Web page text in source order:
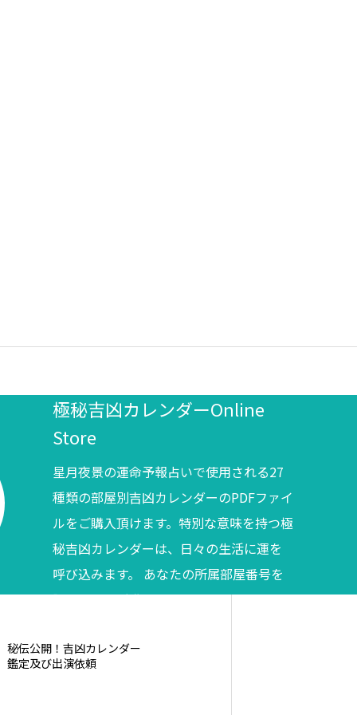
極秘吉凶カレンダーOnline
Store
星月夜景の運命予報占いで使用される27
種類の部屋別吉凶カレンダーのPDFファイ
ルをご購入頂けます。特別な意味を持つ極
秘吉凶カレンダーは、日々の生活に運を
呼び込みます。 あなたの所属部屋番号を
調べてからご購入ください。
秘伝公開！吉凶カレンダー
鑑定及び出演依頼